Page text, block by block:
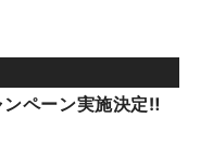
ペーン実施決定‼